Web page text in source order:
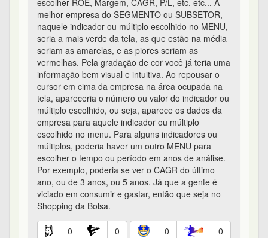
escolher ROE, Margem, CAGR, P/L, etc, etc... A
melhor empresa do SEGMENTO ou SUBSETOR,
naquele indicador ou múltiplo escolhido no MENU,
seria a mais verde da tela, as que estão na média
seriam as amarelas, e as piores seriam as
vermelhas. Pela gradação de cor você já teria uma
informação bem visual e intuitiva. Ao repousar o
cursor em cima da empresa na área ocupada na
tela, apareceria o número ou valor do indicador ou
múltiplo escolhido, ou seja, aparece os dados da
empresa para aquele indicador ou múltiplo
escolhido no menu. Para alguns indicadores ou
múltiplos, poderia haver um outro MENU para
escolher o tempo ou período em anos de análise.
Por exemplo, poderia se ver o CAGR do último
ano, ou de 3 anos, ou 5 anos. Já que a gente é
viciado em consumir e gastar, então que seja no
Shopping da Bolsa.
0 0 0 0